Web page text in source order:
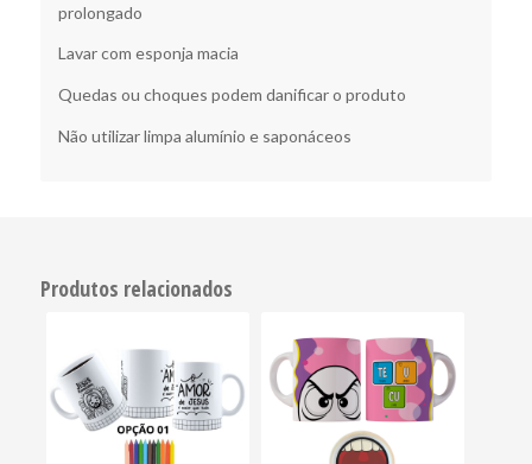
prolongado
Lavar com esponja macia
Quedas ou choques podem danificar o produto
Não utilizar limpa alumínio e saponáceos
Produtos relacionados